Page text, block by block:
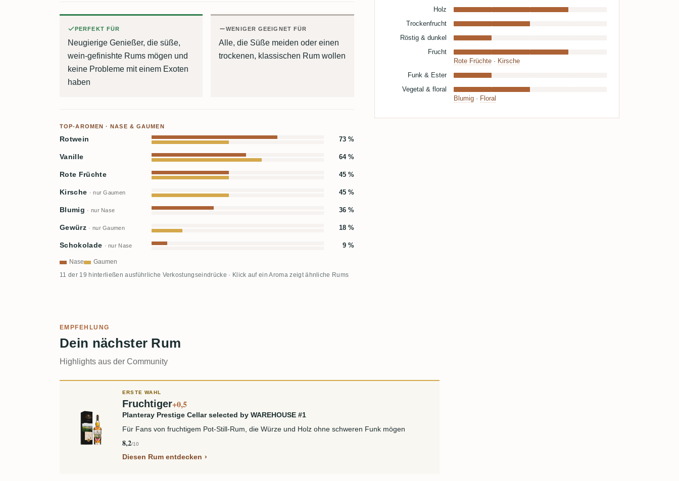
PERFEKT FÜR
Neugierige Genießer, die süße,
wein-gefinishte Rums mögen und
keine Probleme mit einem Exoten
haben
WENIGER GEEIGNET FÜR
Alle, die Süße meiden oder einen
trockenen, klassischen Rum wollen
TOP-AROMEN · NASE & GAUMEN
Rotwein 73 %
Vanille 64 %
Rote Früchte 45 %
Kirsche · nur Gaumen 45 %
Blumig · nur Nase 36 %
Gewürz · nur Gaumen 18 %
Schokolade · nur Nase 9 %
Nase Gaumen
11 der 19 hinterließen ausführliche Verkostungseindrücke · Klick auf ein Aroma zeigt ähnliche Rums
Holz
Trockenfrucht
Röstig & dunkel
Frucht
Rote Früchte· Kirsche
Funk & Ester
Vegetal & floral
Blumig· Floral
EMPFEHLUNG
Dein nächster Rum
Highlights aus der Community
ERSTE WAHL
Fruchtiger+0,5
Planteray Prestige Cellar selected by WAREHOUSE #1
Für Fans von fruchtigem Pot-Still-Rum, die Würze und Holz ohne schweren Funk mögen
8,2/10
Diesen Rum entdecken